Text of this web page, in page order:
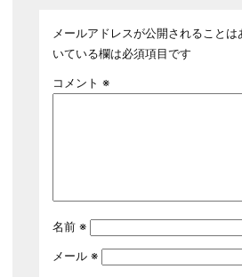
メールアドレスが公開されることは
いている欄は必須項目です
コメント ※
名前 ※
メール ※